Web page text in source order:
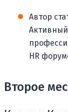
Автор
Активный
HR
Второе